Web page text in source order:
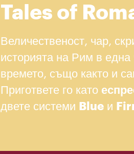
Tales of
Величественост, чар,
историята на Рим в
времето, също както и
Пригответе го като
двете системи Blue и